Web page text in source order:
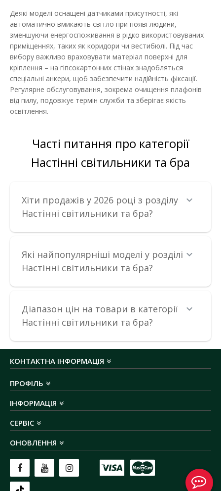
510.35 грн
ДО КОШИКА
В порівняння
В закладки
Світильник настінний Violux CROCUS-S 8W 4200K
Наявність: В наявності
Настінний світильник CROCUS-S Violux призначений для
510.35 грн
ДО КОШИКА
В закладки
Деякі моделі оснащені датчиками присутності, які
автоматично вмикають світло при появі людини,
зменшуючи енергоспоживання в рідко використовуваних
приміщеннях, таких як коридори чи вестибюлі. Під час
вибору важливо враховувати матеріал поверхні для
кріплення – на гіпсокартонних стінах знадобляться
спеціальні анкери, щоб забезпечити надійність фіксації.
Регулярне обслуговування, зокрема очищення плафонів
від пилу, подовжує термін служби та зберігає якість
освітлення.
Часті питання про категорії
Настінні світильники та бра
Хіти продажів у 2026 році з розділу
Настінні світильники та бра?
Які найпопулярніші моделі у розділі
Настінні світильники та бра?
Діапазон цін на товари в категорії
Настінні світильники та бра?
КОНТАКТНА ІНФОРМАЦІЯ
ПРОФІЛЬ
ІНФОРМАЦІЯ
СЕРВІС
ОНОВЛЕННЯ